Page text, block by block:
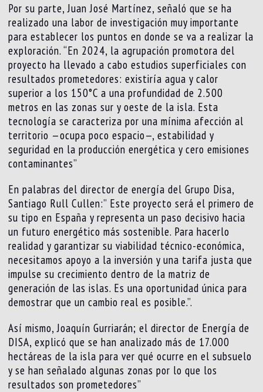
Por su parte, Juan José Martínez, señaló que se ha
realizado una labor de investigación muy importante
para establecer los puntos en donde se va a realizar la
exploración. “En 2024, la agrupación promotora del
proyecto ha llevado a cabo estudios superficiales con
resultados prometedores: existiría agua y calor
superior a los 150°C a una profundidad de 2.500
metros en las zonas sur y oeste de la isla. Esta
tecnología se caracteriza por una mínima afección al
territorio —ocupa poco espacio—, estabilidad y
seguridad en la producción energética y cero emisiones
contaminantes”
En palabras del director de energía del Grupo Disa,
Santiago Rull Cullen:” Este proyecto será el primero de
su tipo en España y representa un paso decisivo hacia
un futuro energético más sostenible. Para hacerlo
realidad y garantizar su viabilidad técnico-económica,
necesitamos apoyo a la inversión y una tarifa justa que
impulse su crecimiento dentro de la matriz de
generación de las islas. Es una oportunidad única para
demostrar que un cambio real es posible.”.
Así mismo, Joaquín Gurriarán; el director de Energía de
DISA, explicó que se han analizado más de 17.000
hectáreas de la isla para ver qué ocurre en el subsuelo
y se han señalado algunas zonas por lo que los
resultados son prometedores”